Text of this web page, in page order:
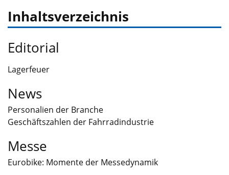
Inhaltsverzeichnis
Editorial
Lagerfeuer
News
Personalien der Branche
Geschäftszahlen der Fahrradindustrie
Messe
Eurobike: Momente der Messedynamik